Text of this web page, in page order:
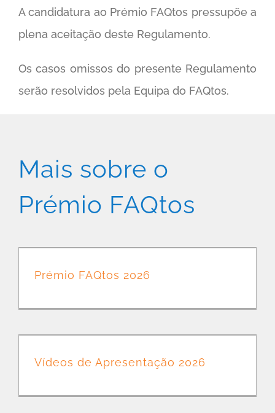
A candidatura ao Prémio FAQtos pressupõe a
plena aceitação deste Regulamento.
Os casos omissos do presente Regulamento
serão resolvidos pela Equipa do FAQtos.
Mais sobre o
Prémio FAQtos
Prémio FAQtos 2026
Vídeos de Apresentação 2026